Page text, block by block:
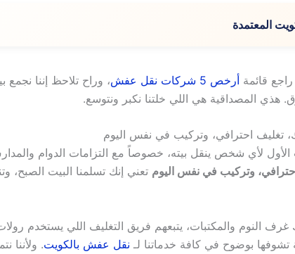
المعتمدة
قائمة أرخص 5 شركات نقل عفش
، وراح تلاحظ إننا
هذي المصداقية هي اللي خلتنا نكبر ونتوسع.
تغليف احترافي، وتركيب في نفس اليوم
لأي شخص ينقل بيته، خصوصاً مع التزامات الدوام
وتركيب في نفس اليوم تعني إنك تسلمنا البيت الصبح،
غرف النوم والمكتبات، يتبعهم فريق التغليف اللي يستخدم رولات
تشوفها بوضوح في كافة خدماتنا لـ نقل عفش بالكويت. ولأننا